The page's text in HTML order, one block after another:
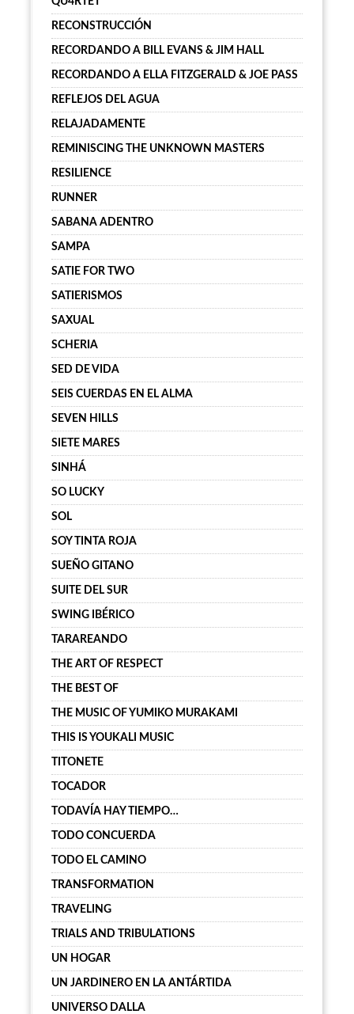
RECONSTRUCCIÓN
RECORDANDO A BILL EVANS & JIM HALL
RECORDANDO A ELLA FITZGERALD & JOE PASS
REFLEJOS DEL AGUA
RELAJADAMENTE
REMINISCING THE UNKNOWN MASTERS
RESILIENCE
RUNNER
SABANA ADENTRO
SAMPA
SATIE FOR TWO
SATIERISMOS
SAXUAL
SCHERIA
SED DE VIDA
SEIS CUERDAS EN EL ALMA
SEVEN HILLS
SIETE MARES
SINHÁ
SO LUCKY
SOL
SOY TINTA ROJA
SUEÑO GITANO
SUITE DEL SUR
SWING IBÉRICO
TARAREANDO
THE ART OF RESPECT
THE BEST OF
THE MUSIC OF YUMIKO MURAKAMI
THIS IS YOUKALI MUSIC
TITONETE
TOCADOR
TODAVÍA HAY TIEMPO…
TODO CONCUERDA
TODO EL CAMINO
TRANSFORMATION
TRAVELING
TRIALS AND TRIBULATIONS
UN HOGAR
UN JARDINERO EN LA ANTÁRTIDA
UNIVERSO DALLA